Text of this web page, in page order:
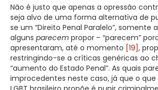
Não é justo que apenas a opressão
seja alvo de uma forma alternativa de
se um “Direito Penal Paralelo”, somente
alguns parecem propor – “parecem”
apresentaram, até o momento [19],
restringindo-se a críticas genéricas ao
“aumento do Estado Penal”. As quais
improcedentes neste caso, já que o